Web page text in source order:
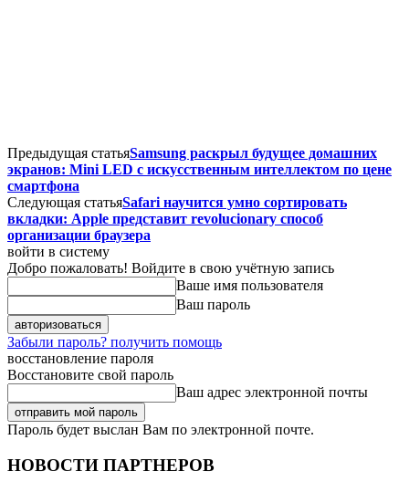
Предыдущая статьяSamsung раскрыл будущее домашних
экранов: Mini LED с искусственным интеллектом по цене
смартфона
Следующая статьяSafari научится умно сортировать
вкладки: Apple представит revolucionary способ
организации браузера
войти в систему
Добро пожаловать! Войдите в свою учётную запись
Ваше имя пользователя
Ваш пароль
Забыли пароль? получить помощь
восстановление пароля
Восстановите свой пароль
Ваш адрес электронной почты
Пароль будет выслан Вам по электронной почте.
НОВОСТИ ПАРТНЕРОВ